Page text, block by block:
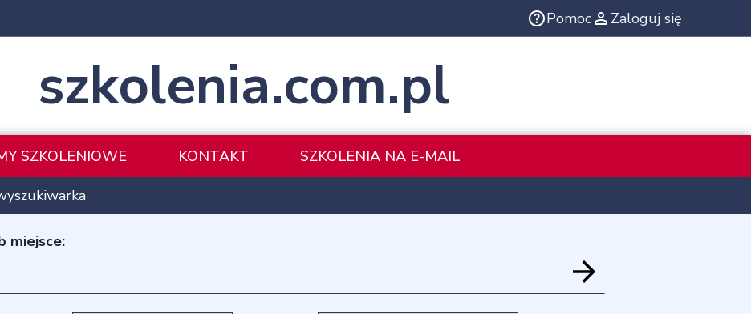
Pomoc Zaloguj się
szkolenia.com.pl
SZKOLENIOWE KONTAKT SZKOLENIA NA E-MAIL
miejsce: